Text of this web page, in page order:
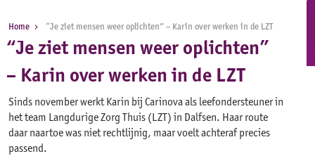
Home “Je ziet mensen weer oplichten” – Karin over werken in de LZT
“Je ziet mensen weer oplichten”
– Karin over werken in de LZT
Sinds november werkt Karin bij Carinova als leefondersteuner in
het team Langdurige Zorg Thuis (LZT) in Dalfsen. Haar route
daar naartoe was niet rechtlijnig, maar voelt achteraf precies
passend.